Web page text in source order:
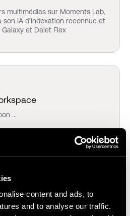
content and ads, to
and to analyse our traffic.
multimédias sur Moments Lab,
IA d’indexation reconnue et
et Dalet Flex
...
Pro